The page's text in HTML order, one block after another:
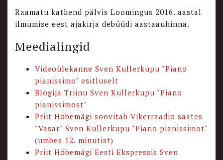
Raamatu katkend pälvis Loomingus 2016. aastal
ilmumise eest ajakirja debüüdi aastaauhinna.
Meedialingid
Videoülekanne Sven Kullerkupu "Piano
pianissimo" esitluselt
Blogija Triinu Sven Kullerkupu "Piano
pianissimost"
Priit Hõbemägi soovitab Vikerraadio saates
"Vasar" Sven Kullerkupu "Piano pianissimot"
(umbes 12. minutist)
Priit Hõbemägi Eesti Ekspressis Sven